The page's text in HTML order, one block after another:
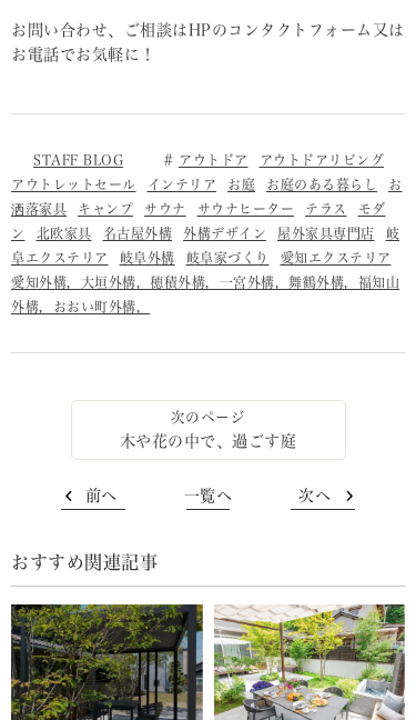
お問い合わせ、ご相談はHPのコンタクトフォーム又は
お電話でお気軽に！
STAFF BLOG アウトドア
アウトドアリビング
アウトレットセール
インテリア お庭 お庭のある暮らし
お
洒落家具
キャンプ サウナ サウナヒーター テラス
モダ
ン
北欧家具 名古屋外構 外構デザイン 屋外家具専門店
岐
阜エクステリア
岐阜外構 岐阜家づくり
愛知エクステリア
愛知外構，大垣外構，穂積外構，一宮外構，舞鶴外構，福知山
外構，おおい町外構，
木や花の中で、過ごす庭
前へ 一覧へ 次へ
おすすめ関連記事